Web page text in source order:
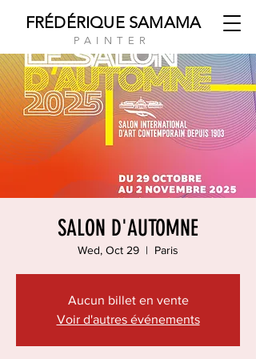
FRÉDÉRIQUE SAMAMA
PAINTER
SALON D'AUTOMNE
Wed, Oct 29
  |
Paris
Aucun billet en vente
Voir d'autres événements